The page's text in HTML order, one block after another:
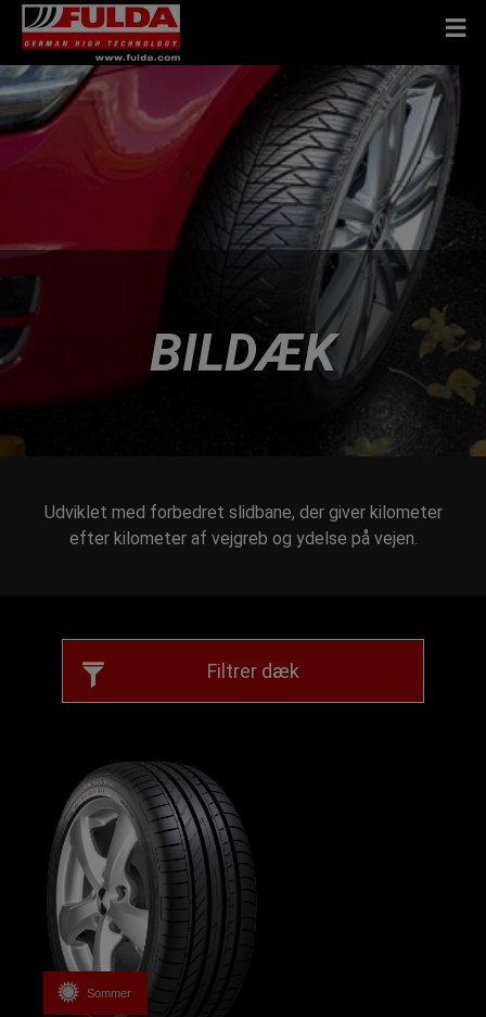
BILDÆK
Udviklet med forbedret slidbane, der giver kilometer
efter kilometer af vejgreb og ydelse på vejen.
Filtrer dæk
Sommer